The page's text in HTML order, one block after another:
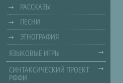
РАССКАЗЫ
ПЕСНИ
ЭТНОГРАФИЯ
ЯЗЫКОВЫЕ ИГРЫ
СИНТАКСИЧЕСКИЙ ПРОЕКТ
РФФИ